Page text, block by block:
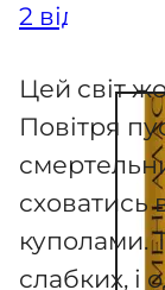
2 відгуків
Цей світ
Повітря
сховатись
куполами.
слабких, і